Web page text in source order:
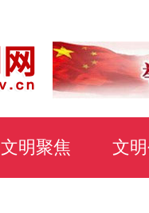
文明聚焦 文